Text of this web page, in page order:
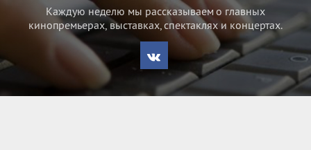
Каждую неделю мы рассказываем о главных
кинопремьерах, выставках, спектаклях и концертах.